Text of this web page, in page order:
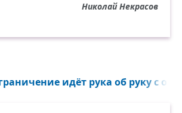
Николай Некрасов
идёт рука об руку с